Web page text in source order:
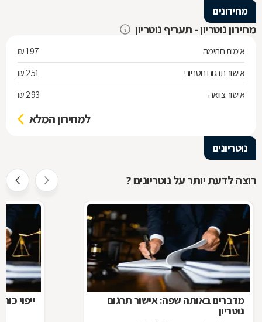
מחירונים
מחירון נוטריון - תעריף נוטריון
אימות חתימה
197 ₪
אישור תרגום נוטריוני
251 ₪
אישור צוואה
293 ₪
למחירון המלא
נוטריונים
רוצה לדעת יותר על נוטריונים ?
מדברים באותה שפה: אישור תרגום
נוטריון
ייפוי